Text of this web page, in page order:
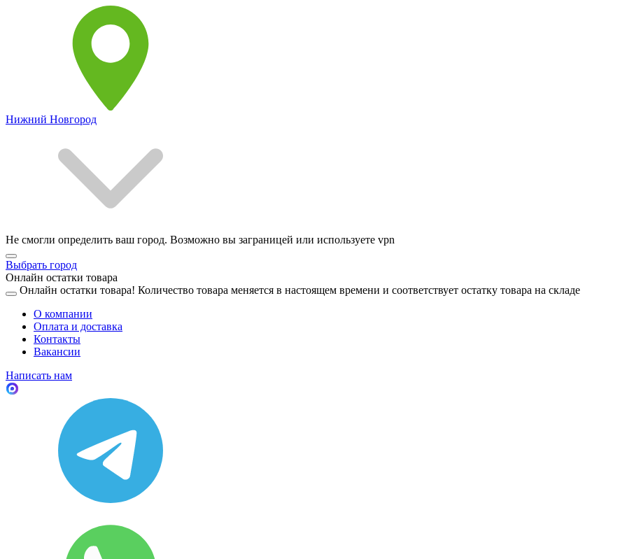
Нижний Новгород
Не смогли определить ваш город. Возможно вы заграницей или используете vpn
Выбрать город
Онлайн остатки товара
Онлайн остатки товара! Количество товара меняется в настоящем времени и соответствует остатку товара на складе
О компании
Оплата и доставка
Контакты
Вакансии
Написать нам